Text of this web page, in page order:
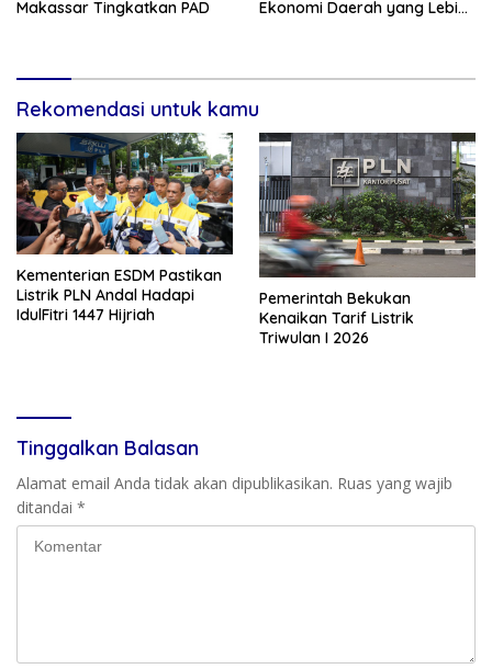
Makassar Tingkatkan PAD
Ekonomi Daerah yang Lebih
Rekomendasi untuk kamu
Kementerian ESDM Pastikan
Listrik PLN Andal Hadapi
IdulFitri 1447 Hijriah
Pemerintah Bekukan
Kenaikan Tarif Listrik
Triwulan I 2026
Tinggalkan Balasan
Alamat email Anda tidak akan dipublikasikan. Ruas yang wajib
ditandai *